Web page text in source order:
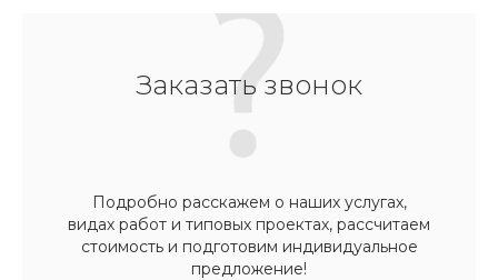
Заказать звонок
Подробно расскажем о наших услугах,
видах работ и типовых проектах, рассчитаем
стоимость и подготовим индивидуальное
предложение!